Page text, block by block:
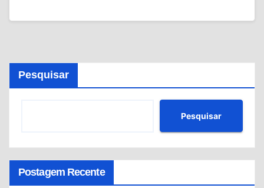
Pesquisar
Pesquisar
Postagem Recente